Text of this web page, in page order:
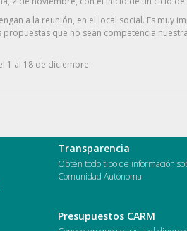
a la reunión, en el local social. Es
que no sean competencia
1 al 18 de diciembre.
Transparencia
Obtén todo tipo de información
Comunidad Autónoma
Presupuestos CARM